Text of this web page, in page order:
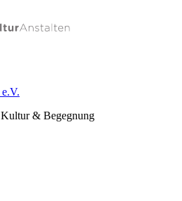
& Begegnung